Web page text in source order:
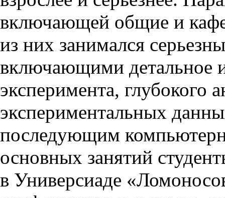
включающей общие и
из них занимался
включающими детальное
эксперимента, глубокого
экспериментальных
последующим
основных занятий
в Универсиаде